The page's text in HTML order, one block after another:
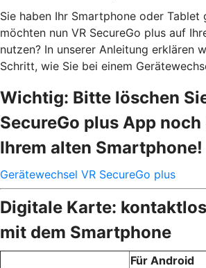
Sie haben Ihr Smartphone oder Tablet
möchten nun VR SecureGo plus auf
nutzen? In unserer Anleitung erklären
Schritt, wie Sie bei einem
Wichtig: Bitte löschen
SecureGo plus App
Ihrem alten Smartphone!
Gerätewechsel VR SecureGo plus
Digitale Karte:
mit dem Smartphone
Für Android